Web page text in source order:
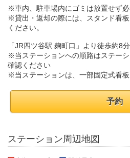
※車内、駐車場内にゴミは放置せず必
※貸出・返却の際には、スタンド看
ください。
「JR四ツ谷駅 麹町口」より徒歩約8分
※当ステーションへの順路はステー
確認ください
※当ステーションは、一部固定式看
予約
ステーション周辺地図